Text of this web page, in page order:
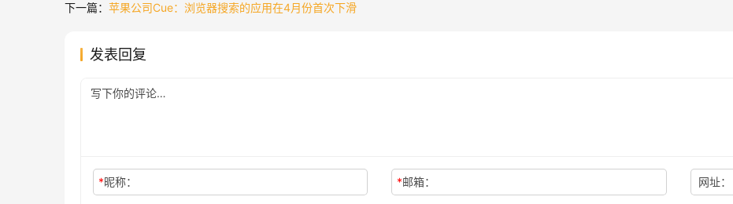
下一篇： 苹果公司Cue：浏览器搜索的应用在4月份首次下滑
发表回复
*昵称： *邮箱： 网址：